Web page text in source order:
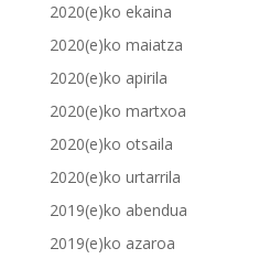
2020(e)ko ekaina
2020(e)ko maiatza
2020(e)ko apirila
2020(e)ko martxoa
2020(e)ko otsaila
2020(e)ko urtarrila
2019(e)ko abendua
2019(e)ko azaroa